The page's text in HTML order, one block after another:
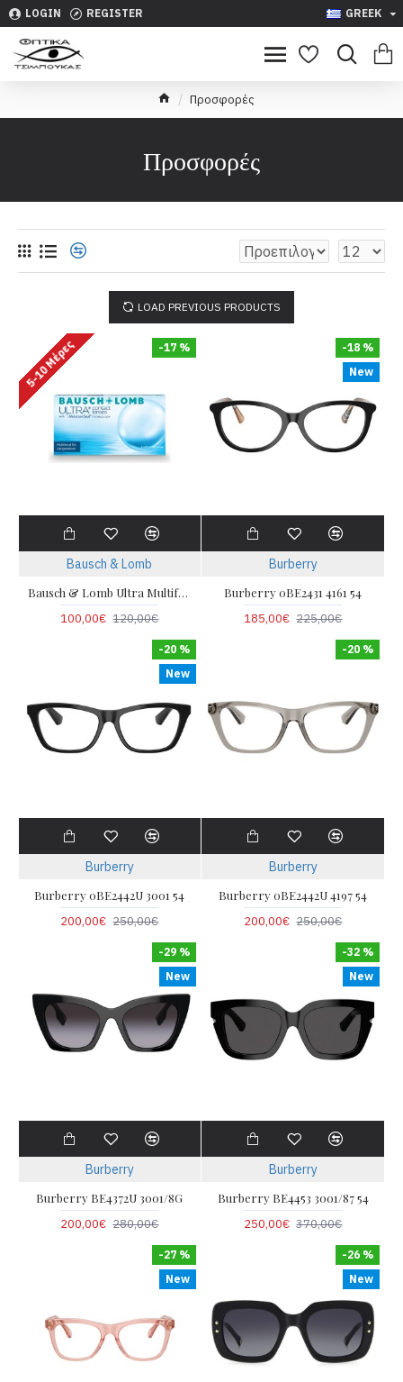
LOGIN REGISTER GREEK
Προσφορές
Προσφορές
LOAD PREVIOUS PRODUCTS
-17 %
5-10 Μέρες
Bausch & Lomb
Bausch & Lomb Ultra Multifocal for astigmatism (6pack)
100,00€ 120,00€
New
-18 %
Burberry
Burberry 0BE2431 4161 54
185,00€ 225,00€
New
-20 %
Burberry
Burberry 0BE2442U 3001 54
200,00€ 250,00€
-20 %
Burberry
Burberry 0BE2442U 4197 54
200,00€ 250,00€
New
-29 %
Burberry
Burberry BE4372U 3001/8G
200,00€ 280,00€
New
-32 %
Burberry
Burberry BE4453 3001/87 54
250,00€ 370,00€
New
-27 %
New
-26 %